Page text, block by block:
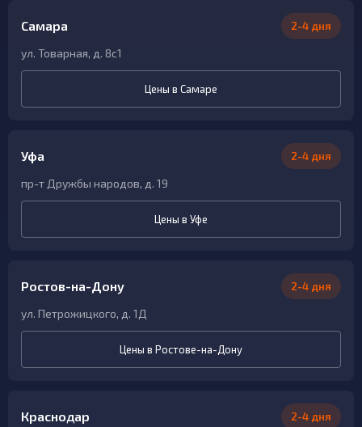
Самара 2-4 дня
ул. Товарная, д. 8с1
Цены в Самаре
Уфа 2-4 дня
пр-т Дружбы народов, д. 19
Цены в Уфе
Ростов-на-Дону 2-4 дня
ул. Петрожицкого, д. 1Д
Цены в Ростове-на-Дону
Краснодар 2-4 дня